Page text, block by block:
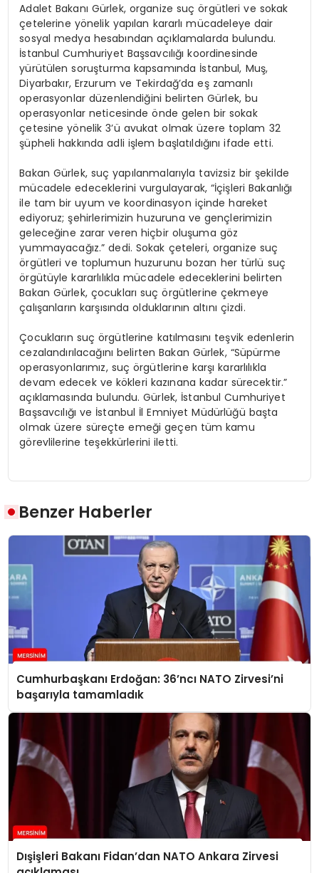
Adalet Bakanı Gürlek, organize suç örgütleri ve sokak
çetelerine yönelik yapılan kararlı mücadeleye dair
sosyal medya hesabından açıklamalarda bulundu.
İstanbul Cumhuriyet Başsavcılığı koordinesinde
yürütülen soruşturma kapsamında İstanbul, Muş,
Diyarbakır, Erzurum ve Tekirdağ’da eş zamanlı
operasyonlar düzenlendiğini belirten Gürlek, bu
operasyonlar neticesinde önde gelen bir sokak
çetesine yönelik 3’ü avukat olmak üzere toplam 32
şüpheli hakkında adli işlem başlatıldığını ifade etti.
Bakan Gürlek, suç yapılanmalarıyla tavizsiz bir şekilde
mücadele edeceklerini vurgulayarak, “İçişleri Bakanlığı
ile tam bir uyum ve koordinasyon içinde hareket
ediyoruz; şehirlerimizin huzuruna ve gençlerimizin
geleceğine zarar veren hiçbir oluşuma göz
yummayacağız.” dedi. Sokak çeteleri, organize suç
örgütleri ve toplumun huzurunu bozan her türlü suç
örgütüyle kararlılıkla mücadele edeceklerini belirten
Bakan Gürlek, çocukları suç örgütlerine çekmeye
çalışanların karşısında olduklarının altını çizdi.
Çocukların suç örgütlerine katılmasını teşvik edenlerin
cezalandırılacağını belirten Bakan Gürlek, “Süpürme
operasyonlarımız, suç örgütlerine karşı kararlılıkla
devam edecek ve kökleri kazınana kadar sürecektir.”
açıklamasında bulundu. Gürlek, İstanbul Cumhuriyet
Başsavcılığı ve İstanbul İl Emniyet Müdürlüğü başta
olmak üzere süreçte emeği geçen tüm kamu
görevlilerine teşekkürlerini iletti.
Benzer Haberler
Cumhurbaşkanı Erdoğan: 36’ncı NATO Zirvesi’ni
başarıyla tamamladık
Dışişleri Bakanı Fidan’dan NATO Ankara Zirvesi